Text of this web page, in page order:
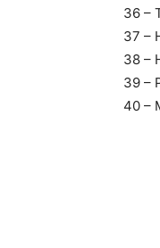
36 –
37 –
38 –
39 –
40 –